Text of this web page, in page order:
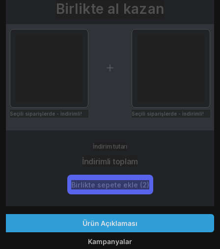
Birlikte al kazan
Seçili siparişlerde - İndirimli! Seçili siparişlerde - İndirimli!
İndirim tutarı
İndirimli toplam
Birlikte sepete ekle (2)
Ürün Açıklaması
Kampanyalar